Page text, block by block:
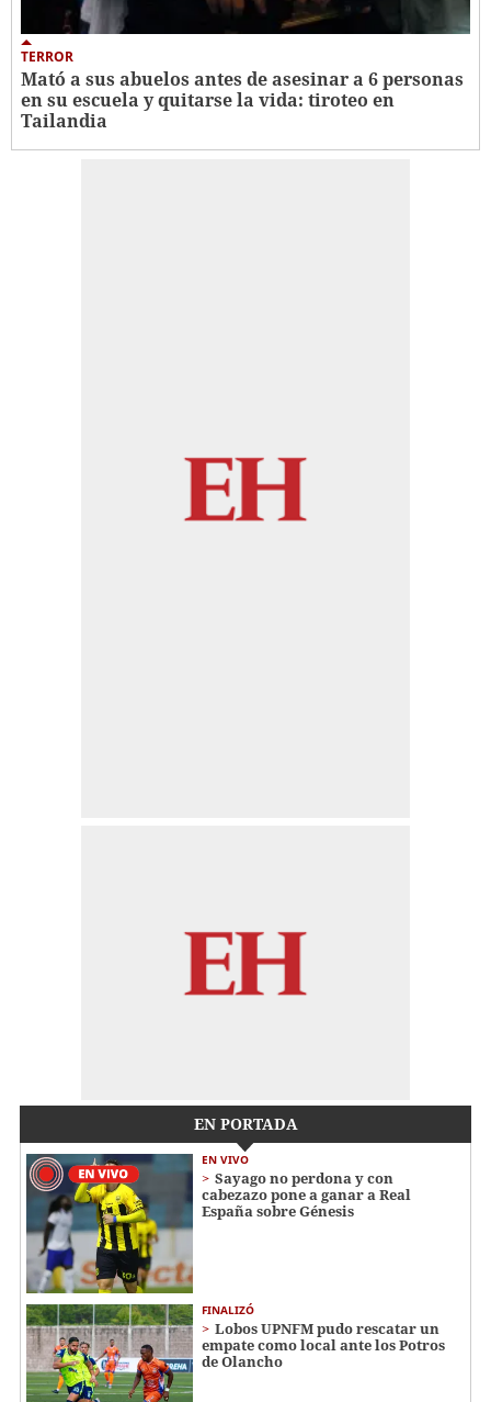
TERROR
Mató a sus abuelos antes de asesinar a 6 personas
en su escuela y quitarse la vida: tiroteo en
Tailandia
EN PORTADA
EN VIVO
Sayago no perdona y con
cabezazo pone a ganar a Real
España sobre Génesis
FINALIZÓ
Lobos UPNFM pudo rescatar un
empate como local ante los Potros
de Olancho